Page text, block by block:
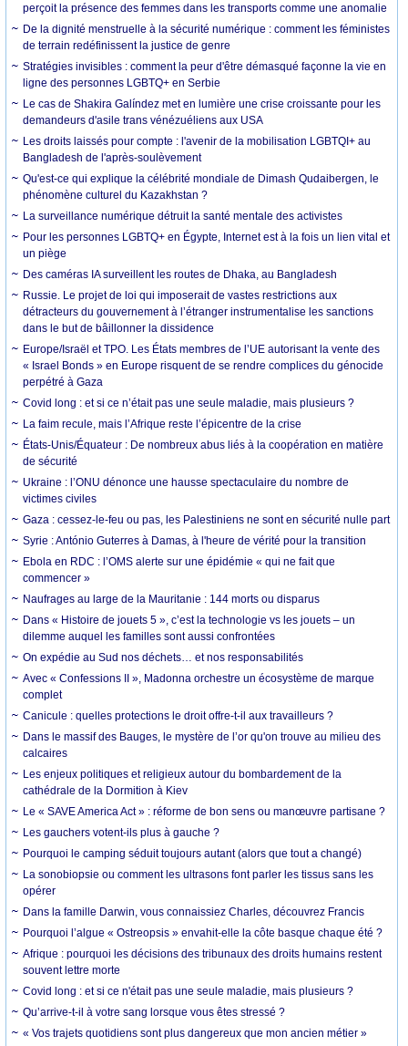
perçoit la présence des femmes dans les transports comme une anomalie
De la dignité menstruelle à la sécurité numérique : comment les féministes
de terrain redéfinissent la justice de genre
Stratégies invisibles : comment la peur d'être démasqué façonne la vie en
ligne des personnes LGBTQ+ en Serbie
Le cas de Shakira Galíndez met en lumière une crise croissante pour les
demandeurs d'asile trans vénézuéliens aux USA
Les droits laissés pour compte : l'avenir de la mobilisation LGBTQI+ au
Bangladesh de l'après-soulèvement
Qu'est-ce qui explique la célébrité mondiale de Dimash Qudaibergen, le
phénomène culturel du Kazakhstan ?
La surveillance numérique détruit la santé mentale des activistes
Pour les personnes LGBTQ+ en Égypte, Internet est à la fois un lien vital et
un piège
Des caméras IA surveillent les routes de Dhaka, au Bangladesh
Russie. Le projet de loi qui imposerait de vastes restrictions aux
détracteurs du gouvernement à l’étranger instrumentalise les sanctions
dans le but de bâillonner la dissidence
Europe/Israël et TPO. Les États membres de l’UE autorisant la vente des
« Israel Bonds » en Europe risquent de se rendre complices du génocide
perpétré à Gaza
Covid long : et si ce n’était pas une seule maladie, mais plusieurs ?
La faim recule, mais l’Afrique reste l’épicentre de la crise
États-Unis/Équateur : De nombreux abus liés à la coopération en matière
de sécurité
Ukraine : l’ONU dénonce une hausse spectaculaire du nombre de
victimes civiles
Gaza : cessez-le-feu ou pas, les Palestiniens ne sont en sécurité nulle part
Syrie : António Guterres à Damas, à l'heure de vérité pour la transition
Ebola en RDC : l’OMS alerte sur une épidémie « qui ne fait que
commencer »
Naufrages au large de la Mauritanie : 144 morts ou disparus
Dans « Histoire de jouets 5 », c’est la technologie vs les jouets – un
dilemme auquel les familles sont aussi confrontées
On expédie au Sud nos déchets… et nos responsabilités
Avec « Confessions II », Madonna orchestre un écosystème de marque
complet
Canicule : quelles protections le droit offre-t-il aux travailleurs ?
Dans le massif des Bauges, le mystère de l’or qu'on trouve au milieu des
calcaires
Les enjeux politiques et religieux autour du bombardement de la
cathédrale de la Dormition à Kiev
Le « SAVE America Act » : réforme de bon sens ou manœuvre partisane ?
Les gauchers votent-ils plus à gauche ?
Pourquoi le camping séduit toujours autant (alors que tout a changé)
La sonobiopsie ou comment les ultrasons font parler les tissus sans les
opérer
Dans la famille Darwin, vous connaissiez Charles, découvrez Francis
Pourquoi l’algue « Ostreopsis » envahit-elle la côte basque chaque été ?
Afrique : pourquoi les décisions des tribunaux des droits humains restent
souvent lettre morte
Covid long : et si ce n'était pas une seule maladie, mais plusieurs ?
Qu’arrive-t-il à votre sang lorsque vous êtes stressé ?
« Vos trajets quotidiens sont plus dangereux que mon ancien métier »